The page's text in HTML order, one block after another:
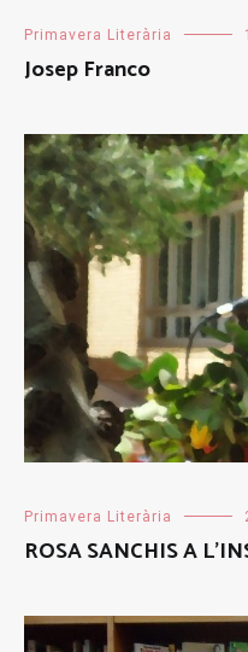
Primavera Literària
Josep Franco
Primavera Literària
ROSA SANCHIS A